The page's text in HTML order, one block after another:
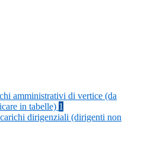
amministrativi di vertice (da
in tabelle) 1
dirigenziali (dirigenti non